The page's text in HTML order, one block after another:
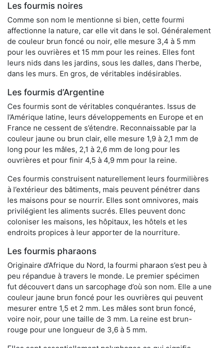
Les fourmis noires
Comme son nom le mentionne si bien, cette fourmi
affectionne la nature, car elle vit dans le sol. Généralement
de couleur brun foncé ou noir, elle mesure 3,4 à 5 mm
pour les ouvrières et 15 mm pour les reines. Elles font
leurs nids dans les jardins, sous les dalles, dans l’herbe,
dans les murs. En gros, de véritables indésirables.
Les fourmis d’Argentine
Ces fourmis sont de véritables conquérantes. Issus de
l’Amérique latine, leurs développements en Europe et en
France ne cessent de s’étendre. Reconnaissable par la
couleur jaune ou brun clair, elle mesure 1,9 à 2,1 mm de
long pour les mâles, 2,1 à 2,6 mm de long pour les
ouvrières et pour finir 4,5 à 4,9 mm pour la reine.
Ces fourmis construisent naturellement leurs fourmilières
à l’extérieur des bâtiments, mais peuvent pénétrer dans
les maisons pour se nourrir. Elles sont omnivores, mais
privilégient les aliments sucrés. Elles peuvent donc
coloniser les maisons, les hôpitaux, les hôtels et les
endroits propices à leur apporter de la nourriture.
Les fourmis pharaons
Originaire d’Afrique du Nord, la fourmi pharaon s’est peu à
peu répandue à travers le monde. Le premier spécimen
fut découvert dans un sarcophage d’où son nom. Elle a une
couleur jaune brun foncé pour les ouvrières qui peuvent
mesurer entre 1,5 et 2 mm. Les mâles sont brun foncé,
voire noir, pour une taille de 3 mm. La reine est brun-
rouge pour une longueur de 3,6 à 5 mm.